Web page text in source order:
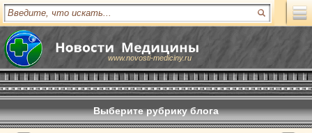
www.novosti-mediciny.ru
Выберите рубрику блога